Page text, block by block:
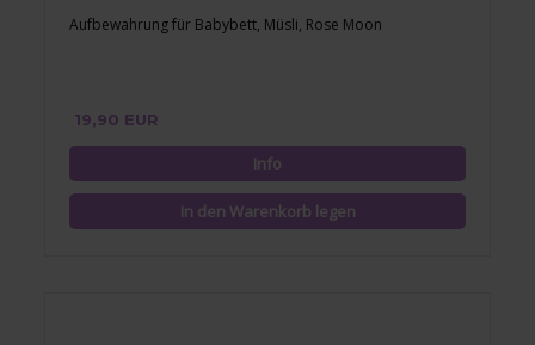
Aufbewahrung für Babybett, Müsli, Rose Moon
19,90 EUR